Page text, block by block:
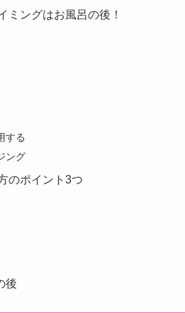
ミングはお風呂の後！
する
ング
のポイント3つ
後